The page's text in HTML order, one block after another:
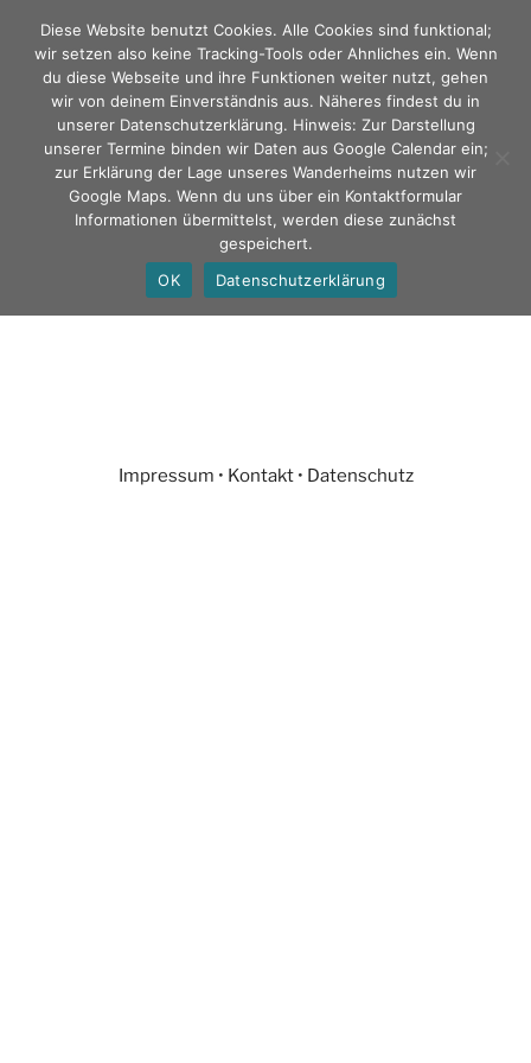
Inhalt
springen
TAUNUSKLUB Stammklub
gegr. 1868 e. V.
Menü
Impressum • Kontakt• Datenschutz
Diese Website benutzt Cookies. Alle Cookies sind funktional;
wir setzen also keine Tracking-Tools oder Ahnliches ein. Wenn
du diese Webseite und ihre Funktionen weiter nutzt, gehen
wir von deinem Einverständnis aus. Näheres findest du in
unserer Datenschutzerklärung. Hinweis: Zur Darstellung
unserer Termine binden wir Daten aus Google Calendar ein;
zur Erklärung der Lage unseres Wanderheims nutzen wir
Google Maps. Wenn du uns über ein Kontaktformular
Informationen übermittelst, werden diese zunächst
gespeichert.
OK
Datenschutzerklärung